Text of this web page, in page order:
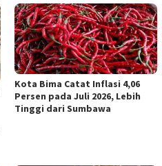
Kota Bima Catat Inflasi 4,06
Persen pada Juli 2026, Lebih
Tinggi dari Sumbawa